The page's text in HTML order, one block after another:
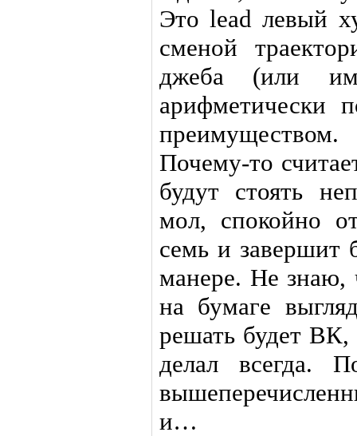
Это lead левый
сменой
джеба (или
арифметически
Почему-то
будут стоять
мол, спокойно
семь и завершит
манере. Не знаю,
на бумаге
решать будет ВК,
делал всегда.
и…